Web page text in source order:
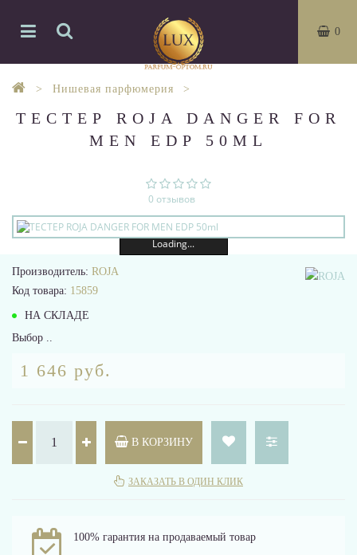
0
Нишевая парфюмерия
ТЕСТЕР ROJA DANGER FOR
MEN EDP 50ML
0 отзывов
Loading...
Производитель: ROJA
Код товара: 15859
НА СКЛАДЕ
Выбор ..
1 646 руб.
В КОРЗИНУ
ЗАКАЗАТЬ В ОДИН КЛИК
100% гарантия на продаваемый товар